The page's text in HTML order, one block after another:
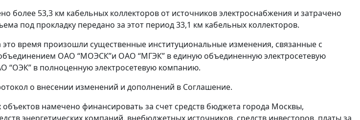
более 53,3 км кабельных коллекторов от источников электроснабжения и затрачено
под прокладку передано за этот период 33,1 км кабельных коллекторов.
это время произошли существенные институциональные изменения, связанные с
ОАО “МОЭСК”и ОАО “МГЭК” в единую объединенную электросетевую
в полноценную электросетевую компанию.
о внесении изменений и дополнений в Соглашение.
намечено финансировать за счет средств бюджета города Москвы,